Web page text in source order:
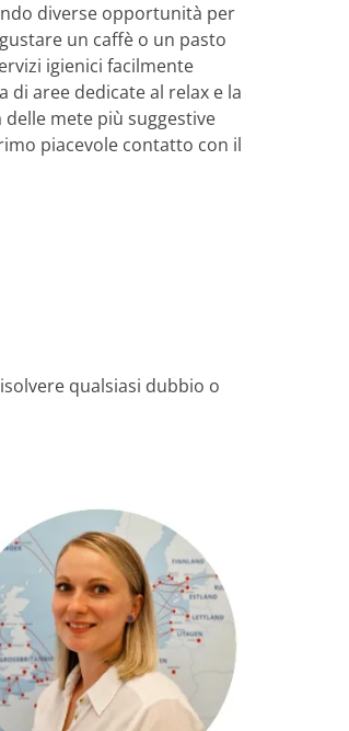
diverse opportunità per
un caffè o un pasto
igienici facilmente
di aree dedicate al relax e la
mete più suggestive
piacevole contatto con il
qualsiasi dubbio o